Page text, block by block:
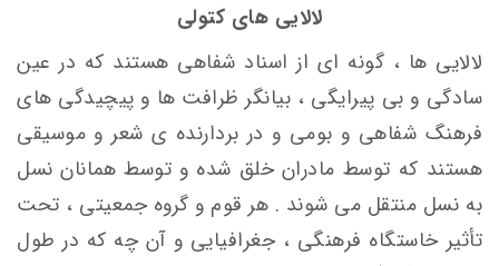
لالایی های کتولی
لالایی ها ، گونه ای از اسناد شفاهی هستند که در عین
سادگی و بی پیرایگی ، بیانگر ظرافت ها و پیچیدگی های
فرهنگ شفاهی و بومی و در بردارنده ی شعر و موسیقی
هستند که توسط مادران خلق شده و توسط همانان نسل
به نسل منتقل می شوند . هر قوم و گروه جمعیتی ، تحت
تأثیر خاستگاه فرهنگی ، جغرافیایی و آن چه که در طول